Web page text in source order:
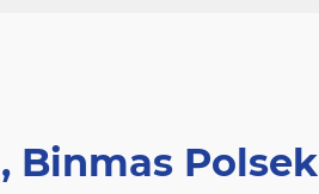
Binmas Polsek